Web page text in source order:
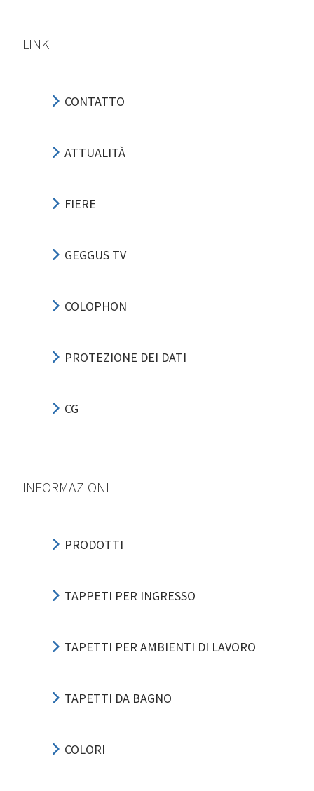
LINK
CONTATTO
ATTUALITÀ
FIERE
GEGGUS TV
COLOPHON
PROTEZIONE DEI DATI
CG
INFORMAZIONI
PRODOTTI
TAPPETI PER INGRESSO
TAPETTI PER AMBIENTI DI LAVORO
TAPETTI DA BAGNO
COLORI